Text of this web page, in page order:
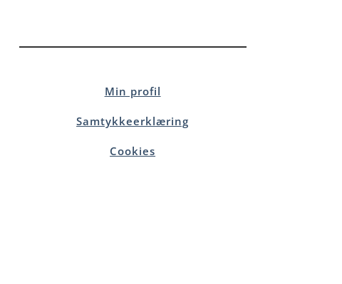
Min profil
Samtykkeerklæring
Cookies